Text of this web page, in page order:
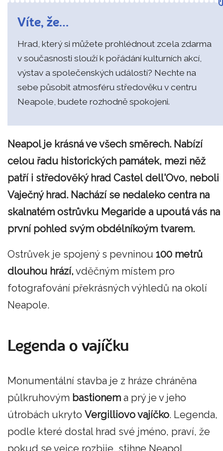
Víte, že…
Hrad, který si můžete prohlédnout zcela zdarma
v současnosti slouží k pořádání kulturních akcí,
výstav a společenských událostí? Nechte na
sebe působit atmosféru středověku v centru
Neapole, budete rozhodně spokojeni.
Neapol je krásná ve všech směrech. Nabízí
celou řadu historických památek, mezi něž
patří i středověký hrad Castel dell'Ovo, neboli
Vaječný hrad. Nachází se nedaleko centra na
skalnatém ostrůvku Megaride a upoutá vás na
první pohled svým obdélníkoým tvarem.
Ostrůvek je spojený s pevninou 100 metrů
dlouhou hrází, vděčným místem pro
fotografování překrásných výhledů na okolí
Neapole.
Legenda o vajíčku
Monumentální stavba je z hráze chráněna
půlkruhovým bastionem a prý je v jeho
útrobách ukryto Vergilliovo vajíčko. Legenda,
podle které dostal hrad své jméno, praví, že